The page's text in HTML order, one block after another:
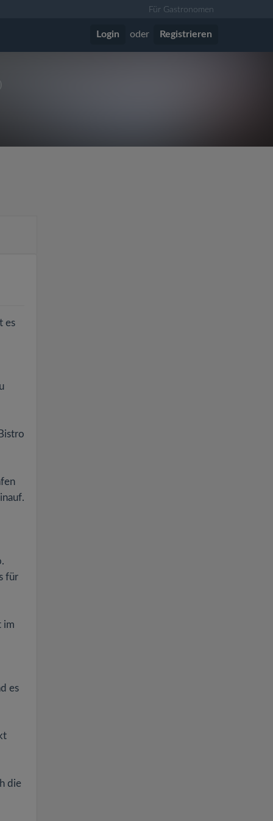
Für Gastronomen
Login oder Registrieren
es
für
im
es
die